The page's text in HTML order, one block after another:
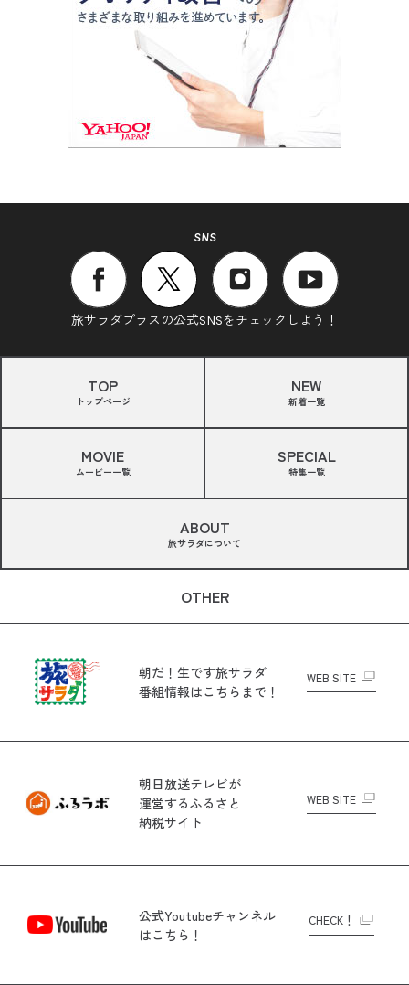
SNS
旅サラダプラスの公式SNSをチェックしよう！
TOP
トップページ
NEW
新着一覧
MOVIE
ムービー一覧
SPECIAL
特集一覧
ABOUT
旅サラダについて
OTHER
朝だ！生です旅サラダ
番組情報はこちらまで！
WEB SITE
朝日放送テレビが
運営するふるさと
納税サイト
WEB SITE
公式Youtubeチャンネル
はこちら！
CHECK！